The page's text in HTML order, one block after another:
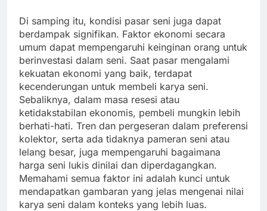
Di samping itu, kondisi pasar seni juga dapat
berdampak signifikan. Faktor ekonomi secara
umum dapat mempengaruhi keinginan orang untuk
berinvestasi dalam seni. Saat pasar mengalami
kekuatan ekonomi yang baik, terdapat
kecenderungan untuk membeli karya seni.
Sebaliknya, dalam masa resesi atau
ketidakstabilan ekonomis, pembeli mungkin lebih
berhati-hati. Tren dan pergeseran dalam preferensi
kolektor, serta ada tidaknya pameran seni atau
lelang besar, juga mempengaruhi bagaimana
harga seni lukis dinilai dan diperdagangkan.
Memahami semua faktor ini adalah kunci untuk
mendapatkan gambaran yang jelas mengenai nilai
karya seni dalam konteks yang lebih luas.